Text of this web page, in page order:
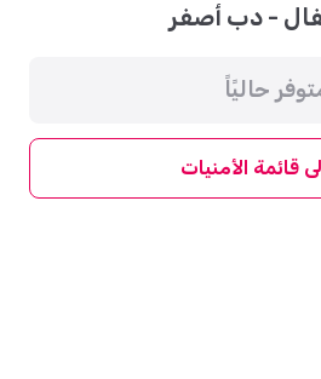
- دب أصفر
حاليًاً
قائمة الأمنيات